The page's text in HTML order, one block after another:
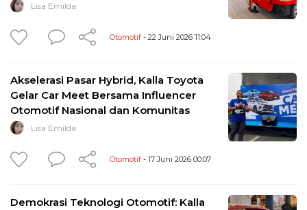
Lisa Emilda
Otomotif - 22 Juni 2026 11:04
Akselerasi Pasar Hybrid, Kalla Toyota
Gelar Car Meet Bersama Influencer
Otomotif Nasional dan Komunitas
Lisa Emilda
Otomotif - 17 Juni 2026 00:07
Demokrasi Teknologi Otomotif: Kalla